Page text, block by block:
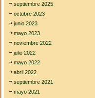
septiembre 2025
octubre 2023
junio 2023
mayo 2023
noviembre 2022
julio 2022
mayo 2022
abril 2022
septiembre 2021
mayo 2021